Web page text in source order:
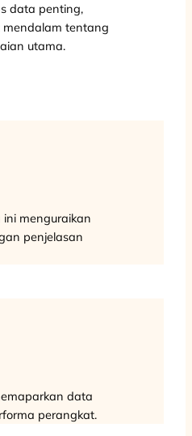
data penting,
tentang
utama.
ini menguraikan
penjelasan
data
perangkat.